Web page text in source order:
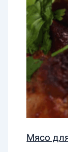
Мясо